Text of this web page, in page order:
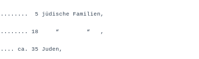
5 jüdische Familien,
18 “ “ ,
ca. 35 Juden,